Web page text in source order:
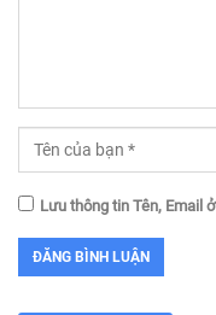
Lưu thông tin Tên, Email